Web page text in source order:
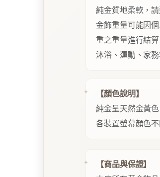
純金質地柔軟，
金飾重量可能因
重之重量進行結
沐浴、運動、家
【顏色說明】
純金呈天然金黃
各裝置螢幕顏色
【商品與保證】